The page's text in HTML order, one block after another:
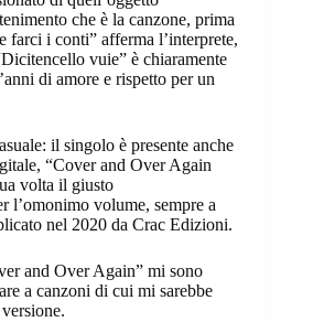
che è la canzone, prima
farci i conti” afferma l’interprete,
vuie” è chiaramente
di amore e rispetto per un
il singolo è presente anche
“Cover and Over Again
volta il giusto
l’omonimo volume, sempre a
nel 2020 da Crac Edizioni.
and Over Again” mi sono
a canzoni di cui mi sarebbe